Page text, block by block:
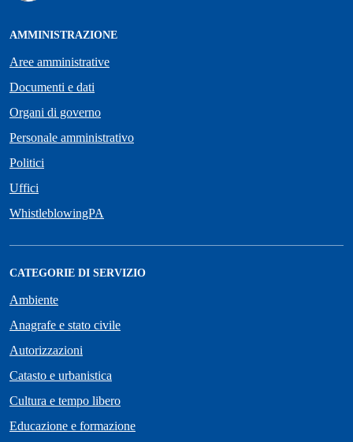
AMMINISTRAZIONE
Aree amministrative
Documenti e dati
Organi di governo
Personale amministrativo
Politici
Uffici
WhistleblowingPA
CATEGORIE DI SERVIZIO
Ambiente
Anagrafe e stato civile
Autorizzazioni
Catasto e urbanistica
Cultura e tempo libero
Educazione e formazione